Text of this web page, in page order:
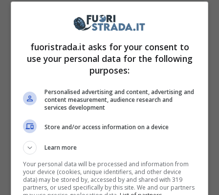
fuoristrada.it asks for your consent to
use your personal data for the following
purposes:
Personalised advertising and content, advertising and
content measurement, audience research and
services development
Store and/or access information on a device
Learn more
Your personal data will be processed and information from
your device (cookies, unique identifiers, and other device
data) may be stored by, accessed by and shared with 319
partners, or used specifically by this site. We and our partners